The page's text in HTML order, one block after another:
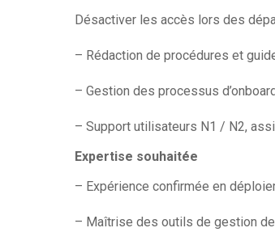
Désactiver les accès lors des
– Rédaction de procédures et
– Gestion des processus
– Support utilisateurs N1 / N2,
Expertise souhaitée
– Expérience confirmée en
– Maîtrise des outils de gestion